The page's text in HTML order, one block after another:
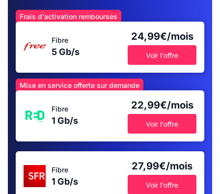
Frais d'activation remboursés
Fibre
5 Gb/s
24,99€/mois
Voir l'offre
Mise en service offerte sur demande
Fibre
1 Gb/s
22,99€/mois
Voir l'offre
Fibre
1 Gb/s
27,99€/mois
Voir l'offre